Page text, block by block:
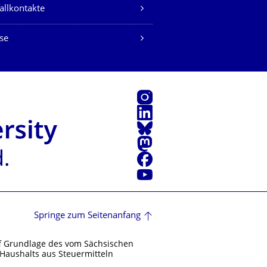
Instagram
LinkedIn
Bluesky
Mastodon
Facebook
Youtube
Springe zum Seitenanfang
des vom Sächsischen
aus Steuermitteln